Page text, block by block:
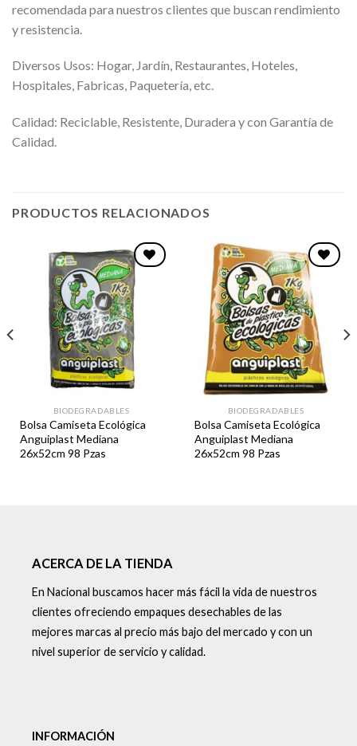
recomendada para nuestros clientes que buscan rendimiento
y resistencia.
Diversos Usos: Hogar, Jardín, Restaurantes, Hoteles,
Hospitales, Fabricas, Paquetería, etc.
Calidad: Reciclable, Resistente, Duradera y con Garantía de
Calidad.
PRODUCTOS RELACIONADOS
Favoritos
BIODEGRADABLES
Bolsa Camiseta Ecológica
Anguiplast Mediana
26x52cm 98 Pzas
Favoritos
BIODEGRADABLES
Bolsa Camiseta Ecológica
Anguiplast Mediana
26x52cm 98 Pzas
ACERCA DE LA TIENDA
En Nacional buscamos hacer más fácil la vida de nuestros
clientes ofreciendo empaques desechables de las
mejores marcas al precio más bajo del mercado y con un
nivel superior de servicio y calidad.
INFORMACIÓN